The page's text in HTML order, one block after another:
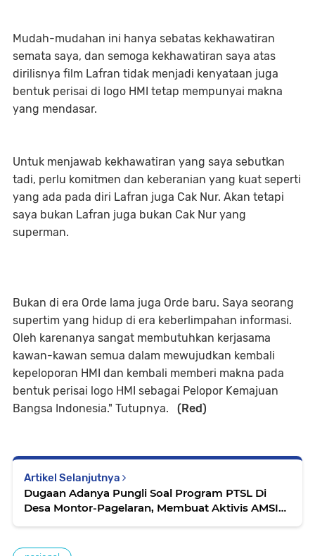
Mudah-mudahan ini hanya sebatas kekhawatiran
semata saya, dan semoga kekhawatiran saya atas
dirilisnya film Lafran tidak menjadi kenyataan juga
bentuk perisai di logo HMI tetap mempunyai makna
yang mendasar.
Untuk menjawab kekhawatiran yang saya sebutkan
tadi, perlu komitmen dan keberanian yang kuat seperti
yang ada pada diri Lafran juga Cak Nur. Akan tetapi
saya bukan Lafran juga bukan Cak Nur yang
superman.
Bukan di era Orde lama juga Orde baru. Saya seorang
supertim yang hidup di era keberlimpahan informasi.
Oleh karenanya sangat membutuhkan kerjasama
kawan-kawan semua dalam mewujudkan kembali
kepeloporan HMI dan kembali memberi makna pada
bentuk perisai logo HMI sebagai Pelopor Kemajuan
Bangsa Indonesia." Tutupnya.
(Red)
Artikel Selanjutnya
Dugaan Adanya Pungli Soal Program PTSL Di
Desa Montor-Pagelaran, Membuat Aktivis AMSIP